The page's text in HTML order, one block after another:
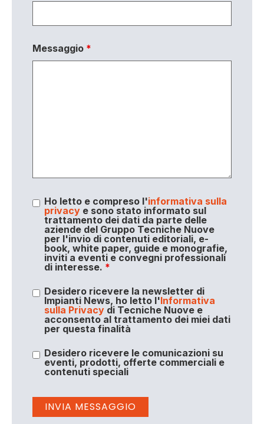
Messaggio *
Ho letto e compreso l'informativa sulla
privacye sono stato informato sul
trattamento dei dati da parte delle
aziende del Gruppo Tecniche Nuove
per l'invio di contenuti editoriali, e-
book, white paper, guide e monografie,
inviti a eventi e convegni professionali
di interesse. *
Desidero ricevere la newsletter di
Impianti News, ho letto l'Informativa
sulla Privacydi Tecniche Nuove e
acconsento al trattamento dei miei dati
per questa finalità
Desidero ricevere le comunicazioni su
eventi, prodotti, offerte commerciali e
contenuti speciali